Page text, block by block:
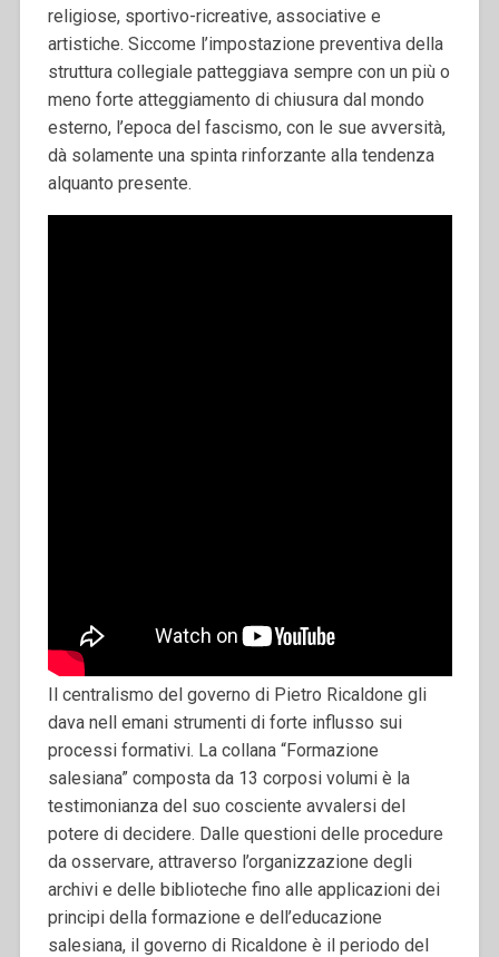
religiose, sportivo-ricreative, associative e
artistiche. Siccome l’impostazione preventiva della
struttura collegiale patteggiava sempre con un più o
meno forte atteggiamento di chiusura dal mondo
esterno, l’epoca del fascismo, con le sue avversità,
dà solamente una spinta rinforzante alla tendenza
alquanto presente.
Il centralismo del governo di Pietro Ricaldone gli
dava nell emani strumenti di forte influsso sui
processi formativi. La collana “Formazione
salesiana” composta da 13 corposi volumi è la
testimonianza del suo cosciente avvalersi del
potere di decidere. Dalle questioni delle procedure
da osservare, attraverso l’organizzazione degli
archivi e delle biblioteche fino alle applicazioni dei
principi della formazione e dell’educazione
salesiana, il governo di Ricaldone è il periodo del